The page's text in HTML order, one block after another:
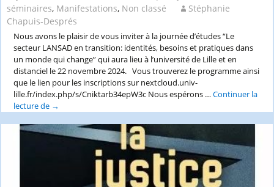
–
Vincennes-
Saint-
Denis
séminaires, Manifestations, Non classé
Stéphanie
Chapuis-Després
Nous avons le plaisir de vous inviter à la journée d’études “Le
secteur LANSAD en transition: identités, besoins et pratiques dans
un monde qui change” qui aura lieu à l’université de Lille et en
distanciel le 22 novembre 2024. Vous trouverez le programme ainsi
que le lien pour les inscriptions sur nextcloud.univ-
lille.fr/index.php/s/Cniktarb34epW3c Nous espérons …Continuer la
lecture de (journée
“Le
secteur
→